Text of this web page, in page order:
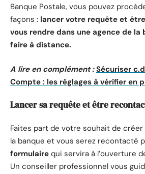
Banque Postale, vous pouvez
façons : lancer votre requête et
vous rendre dans une agence de la
faire à distance.
A lire en complément : Sécuriser
Compte : les réglages à vérifier en
Lancer sa requête et être
Faites part de votre souhait de
la banque et vous serez recontacté
formulaire qui servira à l’ouverture
Un conseiller professionnel vous